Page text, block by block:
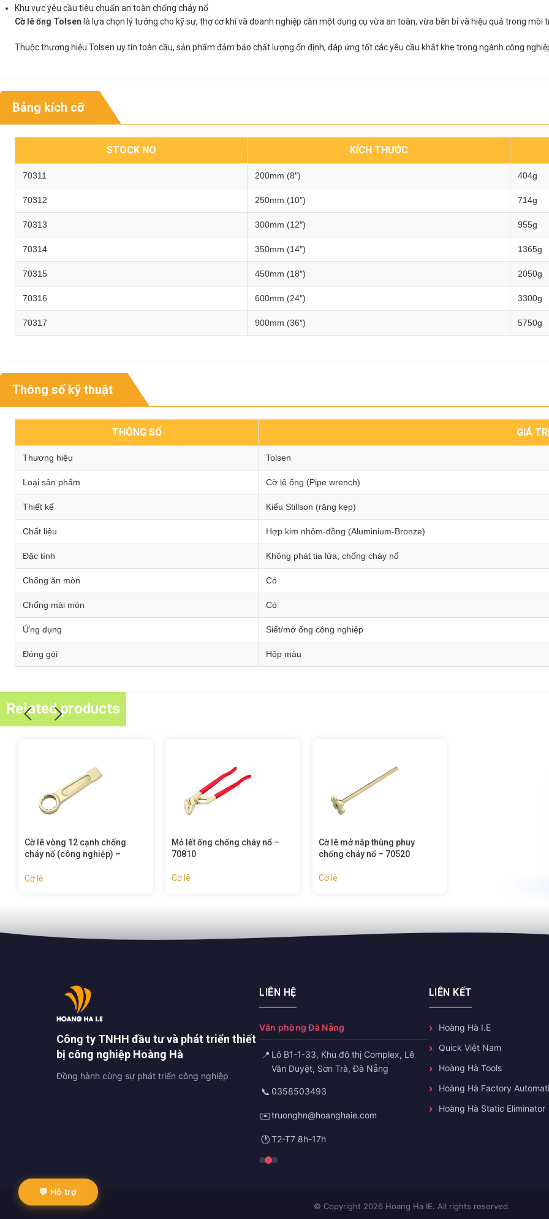
Khu vực yêu cầu tiêu chuẩn an toàn chống cháy nổ
Cờ lê ống Tolsen là lựa chọn lý tưởng cho kỹ sư, thợ cơ khí và doanh nghiệp cần một dụng cụ vừa an toàn, vừa bền bỉ và hiệu quả trong môi
Thuộc thương hiệu Tolsen uy tín toàn cầu, sản phẩm đảm bảo chất lượng ổn định, đáp ứng tốt các yêu cầu khắt khe trong ngành công
Bảng kích cỡ
STOCK NO KÍCH THƯỚC
70311 200mm (8″) 404g
70312 250mm (10″) 714g
70313 300mm (12″) 955g
70314 350mm (14″) 1365g
70315 450mm (18″) 2050g
70316 600mm (24″) 3300g
70317 900mm (36″) 5750g
Thông số kỹ thuật
THÔNG SỐ GIÁ
Thương hiệu Tolsen
Loại sản phẩm Cờ lê ống (Pipe wrench)
Thiết kế Kiểu Stillson (răng kẹp)
Chất liệu Hợp kim nhôm-đồng (Aluminium-Bronze)
Đặc tính Không phát tia lửa, chống cháy nổ
Chống ăn mòn Có
Chống mài mòn Có
Ứng dụng Siết/mở ống công nghiệp
Đóng gói Hộp màu
Related products
Mỏ lết ống chống cháy nổ –
70810
Cờ lê
Cờ lê mở nắp thùng phuy
chống cháy nổ – 70520
Cờ lê
Cờ lê tay quay van chống cháy
nổ – 70511
Cờ lê
💬 Hỗ trợ
Công ty TNHH đầu tư và phát triển thiết
bị công nghiệp Hoàng Hà
Đồng hành cùng sự phát triển công nghiệp
LIÊN HỆ
Văn phòng Đà Nẵng
📍 Lô B1-1-33, Khu đô thị Complex, Lê
Văn Duyệt, Sơn Trà, Đà Nẵng
📞 0358503493
✉️ truonghn@hoanghaie.com
🕐 T2-T7 8h-17h
LIÊN KẾT
Hoàng Hà I.E
Quick Việt Nam
Hoàng Hà Tools
Hoàng Hà Factory
Hoàng Hà Static Eliminator
© Copyright 2026 Hoang Ha IE. All rights reserved.